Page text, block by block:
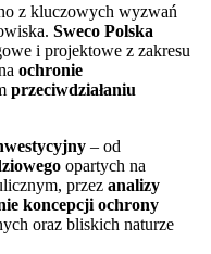
z kluczowych wyzwań
Sweco Polska
i projektowe z zakresu
ochronie
przeciwdziałaniu
– od
opartych na
przez analizy
koncepcji ochrony
oraz bliskich naturze